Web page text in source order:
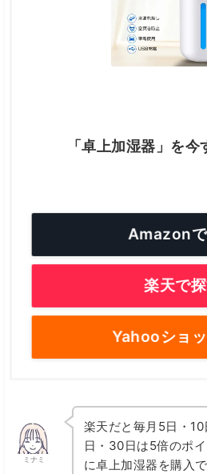
「卓上加湿器」を
Amazon
楽天で
Yahooショ
ミナミ
楽天だと毎月5日・
日・30日は5倍のポ
に卓上加湿器を購入